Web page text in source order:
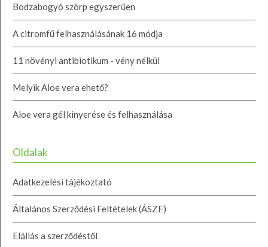
Bodzabogyó szörp egyszerűen
A citromfű felhasználásának 16 módja
11 növényi antibiotikum - vény nélkül
Melyik Aloe vera ehető?
Aloe vera gél kinyerése és felhasználása
Oldalak
Adatkezelési tájékoztató
Általános Szerződési Feltételek (ÁSZF)
Elállás a szerződéstől